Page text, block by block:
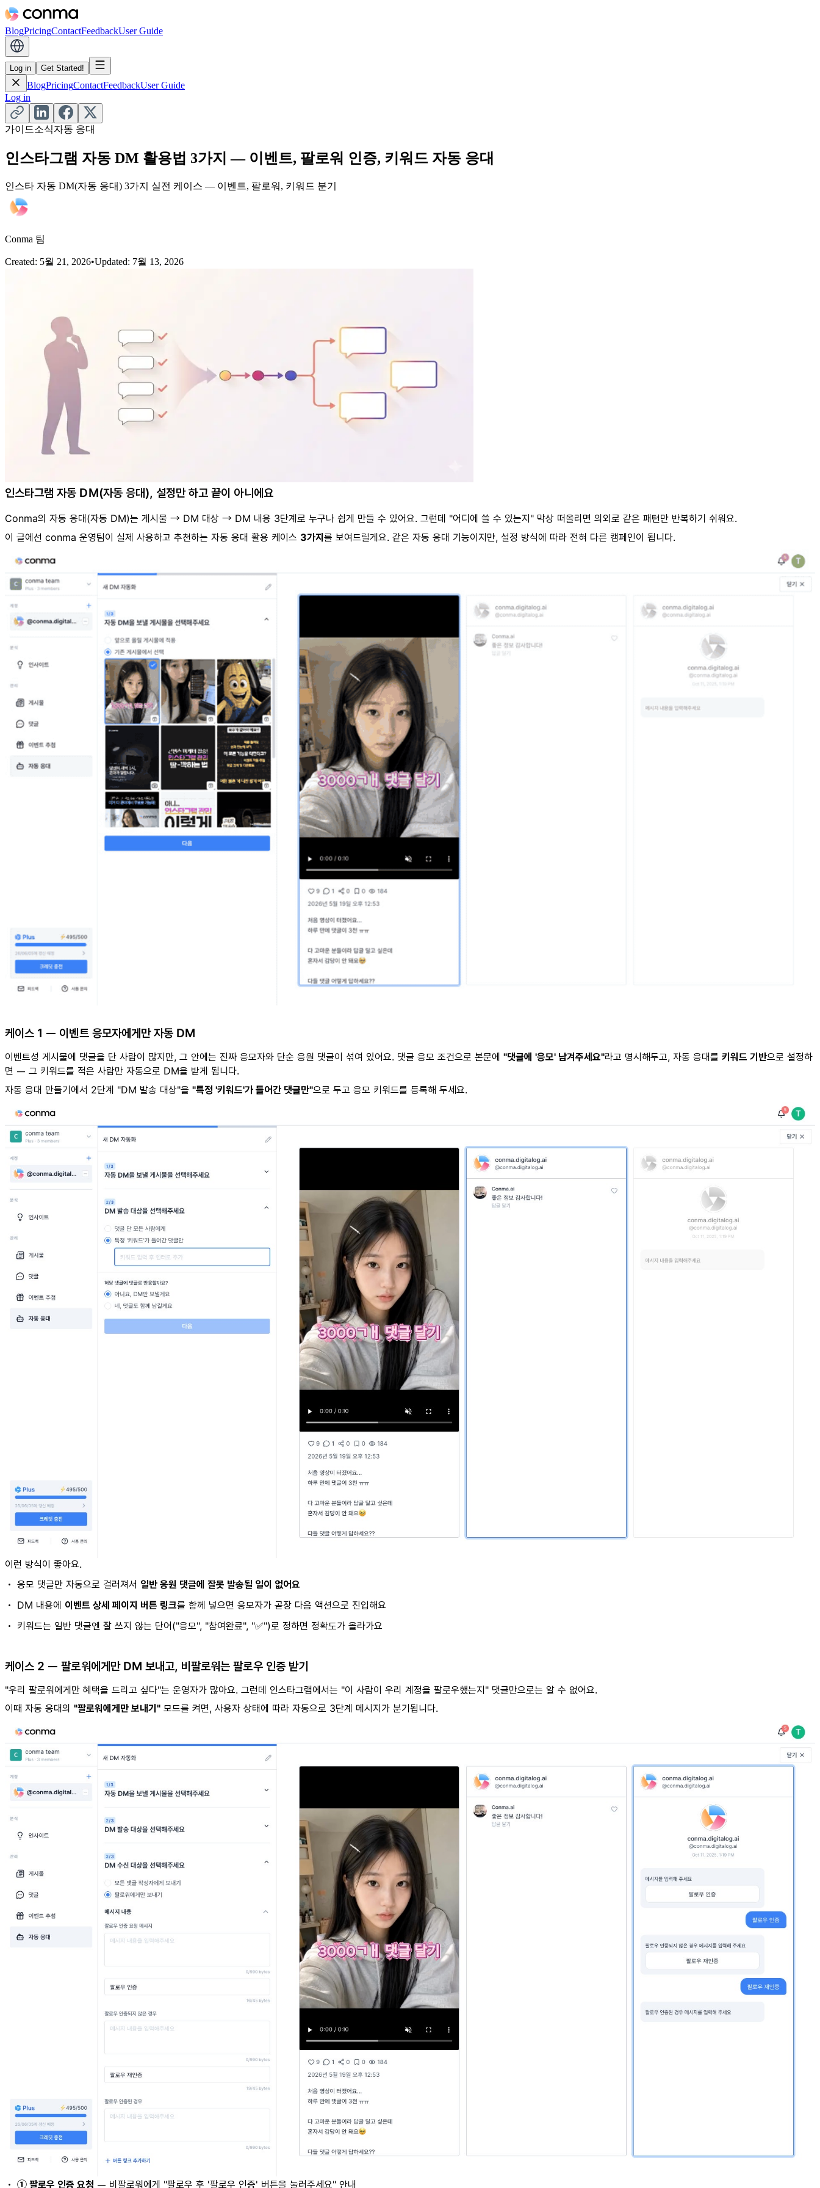
BlogPricingContactFeedbackUser Guide
Log in Get Started!
BlogPricingContactFeedbackUser Guide
Log in
가이드소식자동 응대
인스타그램 자동 DM 활용법 3가지 — 이벤트, 팔로워 인증, 키워드 자동 응대
인스타 자동 DM(자동 응대) 3가지 실전 케이스 — 이벤트, 팔로워, 키워드 분기
Conma 팀
Created: 5월 21, 2026•Updated: 7월 13, 2026
인스타그램 자동 DM(자동 응대), 설정만 하고 끝이 아니에요
Conma의 자동 응대(자동 DM)는 게시물 → DM 대상 → DM 내용 3단계로 누구나 쉽게 만들 수 있어요. 그런데 "어디에 쓸 수 있는지" 막상 떠올리면 의외로 같은 패턴만 반복하기 쉬워요.
이 글에선 conma 운영팀이 실제 사용하고 추천하는 자동 응대 활용 케이스 3가지를 보여드릴게요. 같은 자동 응대 기능이지만, 설정 방식에 따라 전혀 다른 캠페인이 됩니다.
케이스 1 — 이벤트 응모자에게만 자동 DM
이벤트성 게시물에 댓글을 단 사람이 많지만, 그 안에는 진짜 응모자와 단순 응원 댓글이 섞여 있어요. 댓글 응모 조건으로 본문에 "댓글에 '응모' 남겨주세요"라고 명시해두고, 자동 응대를 키워드 기반으로 설정하
면 — 그 키워드를 적은 사람만 자동으로 DM을 받게 됩니다.
자동 응대 만들기에서 2단계 "DM 발송 대상"을 "특정 '키워드'가 들어간 댓글만"으로 두고 응모 키워드를 등록해 두세요.
이런 방식이 좋아요.
• 응모 댓글만 자동으로 걸러져서 일반 응원 댓글에 잘못 발송될 일이 없어요
• DM 내용에 이벤트 상세 페이지 버튼 링크를 함께 넣으면 응모자가 곧장 다음 액션으로 진입해요
• 키워드는 일반 댓글엔 잘 쓰지 않는 단어("응모", "참여완료", "✅")로 정하면 정확도가 올라가요
케이스 2 — 팔로워에게만 DM 보내고, 비팔로워는 팔로우 인증 받기
"우리 팔로워에게만 혜택을 드리고 싶다"는 운영자가 많아요. 그런데 인스타그램에서는 "이 사람이 우리 계정을 팔로우했는지" 댓글만으로는 알 수 없어요.
이때 자동 응대의 "팔로워에게만 보내기" 모드를 켜면, 사용자 상태에 따라 자동으로 3단계 메시지가 분기됩니다.
• ① 팔로우 인증 요청 — 비팔로워에게 "팔로우 후 '팔로우 인증' 버튼을 눌러주세요" 안내